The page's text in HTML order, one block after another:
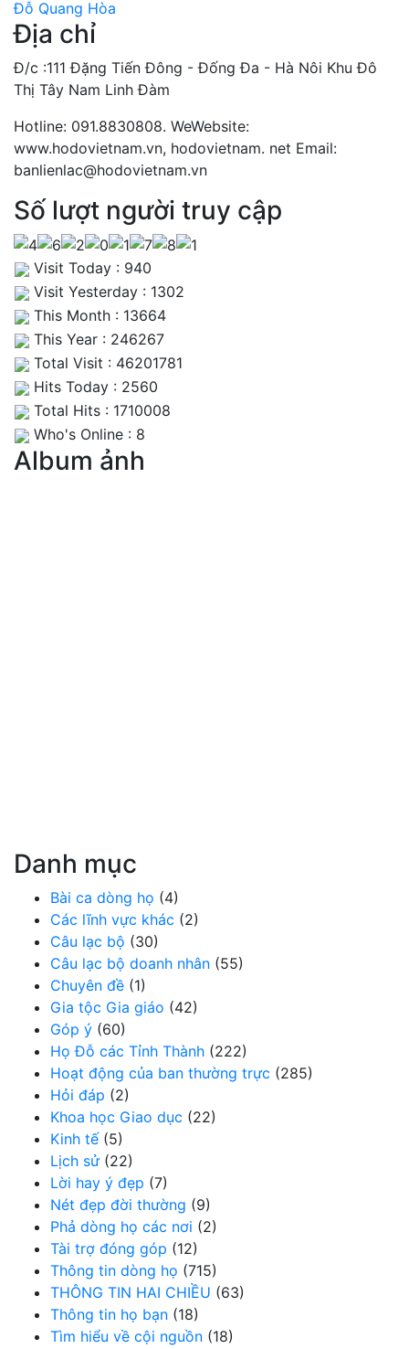
Đỗ Quang Hòa
Địa chỉ
Đ/c :111 Đặng Tiến Đông - Đống Đa - Hà Nôi Khu Đô
Thị Tây Nam Linh Đàm
Hotline: 091.8830808. WeWebsite:
www.hodovietnam.vn, hodovietnam. net Email:
banlienlac@hodovietnam.vn
Số lượt người truy cập
Visit Today : 940
Visit Yesterday : 1302
This Month : 13664
This Year : 246267
Total Visit : 46201781
Hits Today : 2560
Total Hits : 1710008
Who's Online : 8
Album ảnh
Danh mục
Bài ca dòng họ (4)
Các lĩnh vực khác (2)
Câu lạc bộ (30)
Câu lạc bộ doanh nhân (55)
Chuyên đề (1)
Gia tộc Gia giáo (42)
Góp ý (60)
Họ Đỗ các Tỉnh Thành (222)
Hoạt động của ban thường trực (285)
Hỏi đáp (2)
Khoa học Giao dục (22)
Kinh tế(5)
Lịch sử(22)
Lời hay ý đẹp (7)
Nét đẹp đời thường (9)
Phả dòng họ các nơi (2)
Tài trợ đóng góp (12)
Thông tin dòng họ (715)
THÔNG TIN HAI CHIỀU (63)
Thông tin họ bạn (18)
Tìm hiểu về cội nguồn (18)